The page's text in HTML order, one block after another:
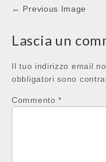
Post
← Previous Image
Lascia un
Il tuo indirizzo email
obbligatori sono
Commento*